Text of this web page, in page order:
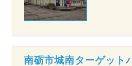
南砺市城南ターゲット